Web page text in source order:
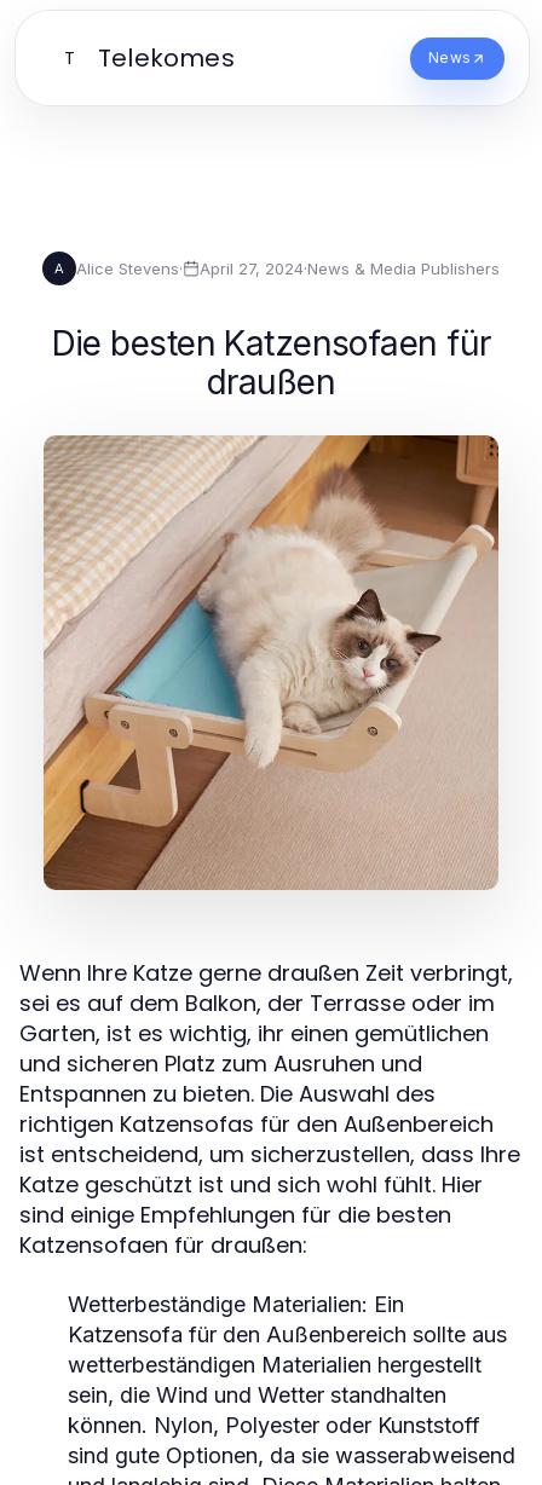
T Telekomes News
A Alice Stevens· April 27, 2024·News & Media Publishers
Die besten Katzensofaen für
draußen
Wenn Ihre Katze gerne draußen Zeit verbringt,
sei es auf dem Balkon, der Terrasse oder im
Garten, ist es wichtig, ihr einen gemütlichen
und sicheren Platz zum Ausruhen und
Entspannen zu bieten. Die Auswahl des
richtigen Katzensofas für den Außenbereich
ist entscheidend, um sicherzustellen, dass Ihre
Katze geschützt ist und sich wohl fühlt. Hier
sind einige Empfehlungen für die besten
Katzensofaen für draußen:
Wetterbeständige Materialien: Ein
Katzensofa für den Außenbereich sollte aus
wetterbeständigen Materialien hergestellt
sein, die Wind und Wetter standhalten
können. Nylon, Polyester oder Kunststoff
sind gute Optionen, da sie wasserabweisend